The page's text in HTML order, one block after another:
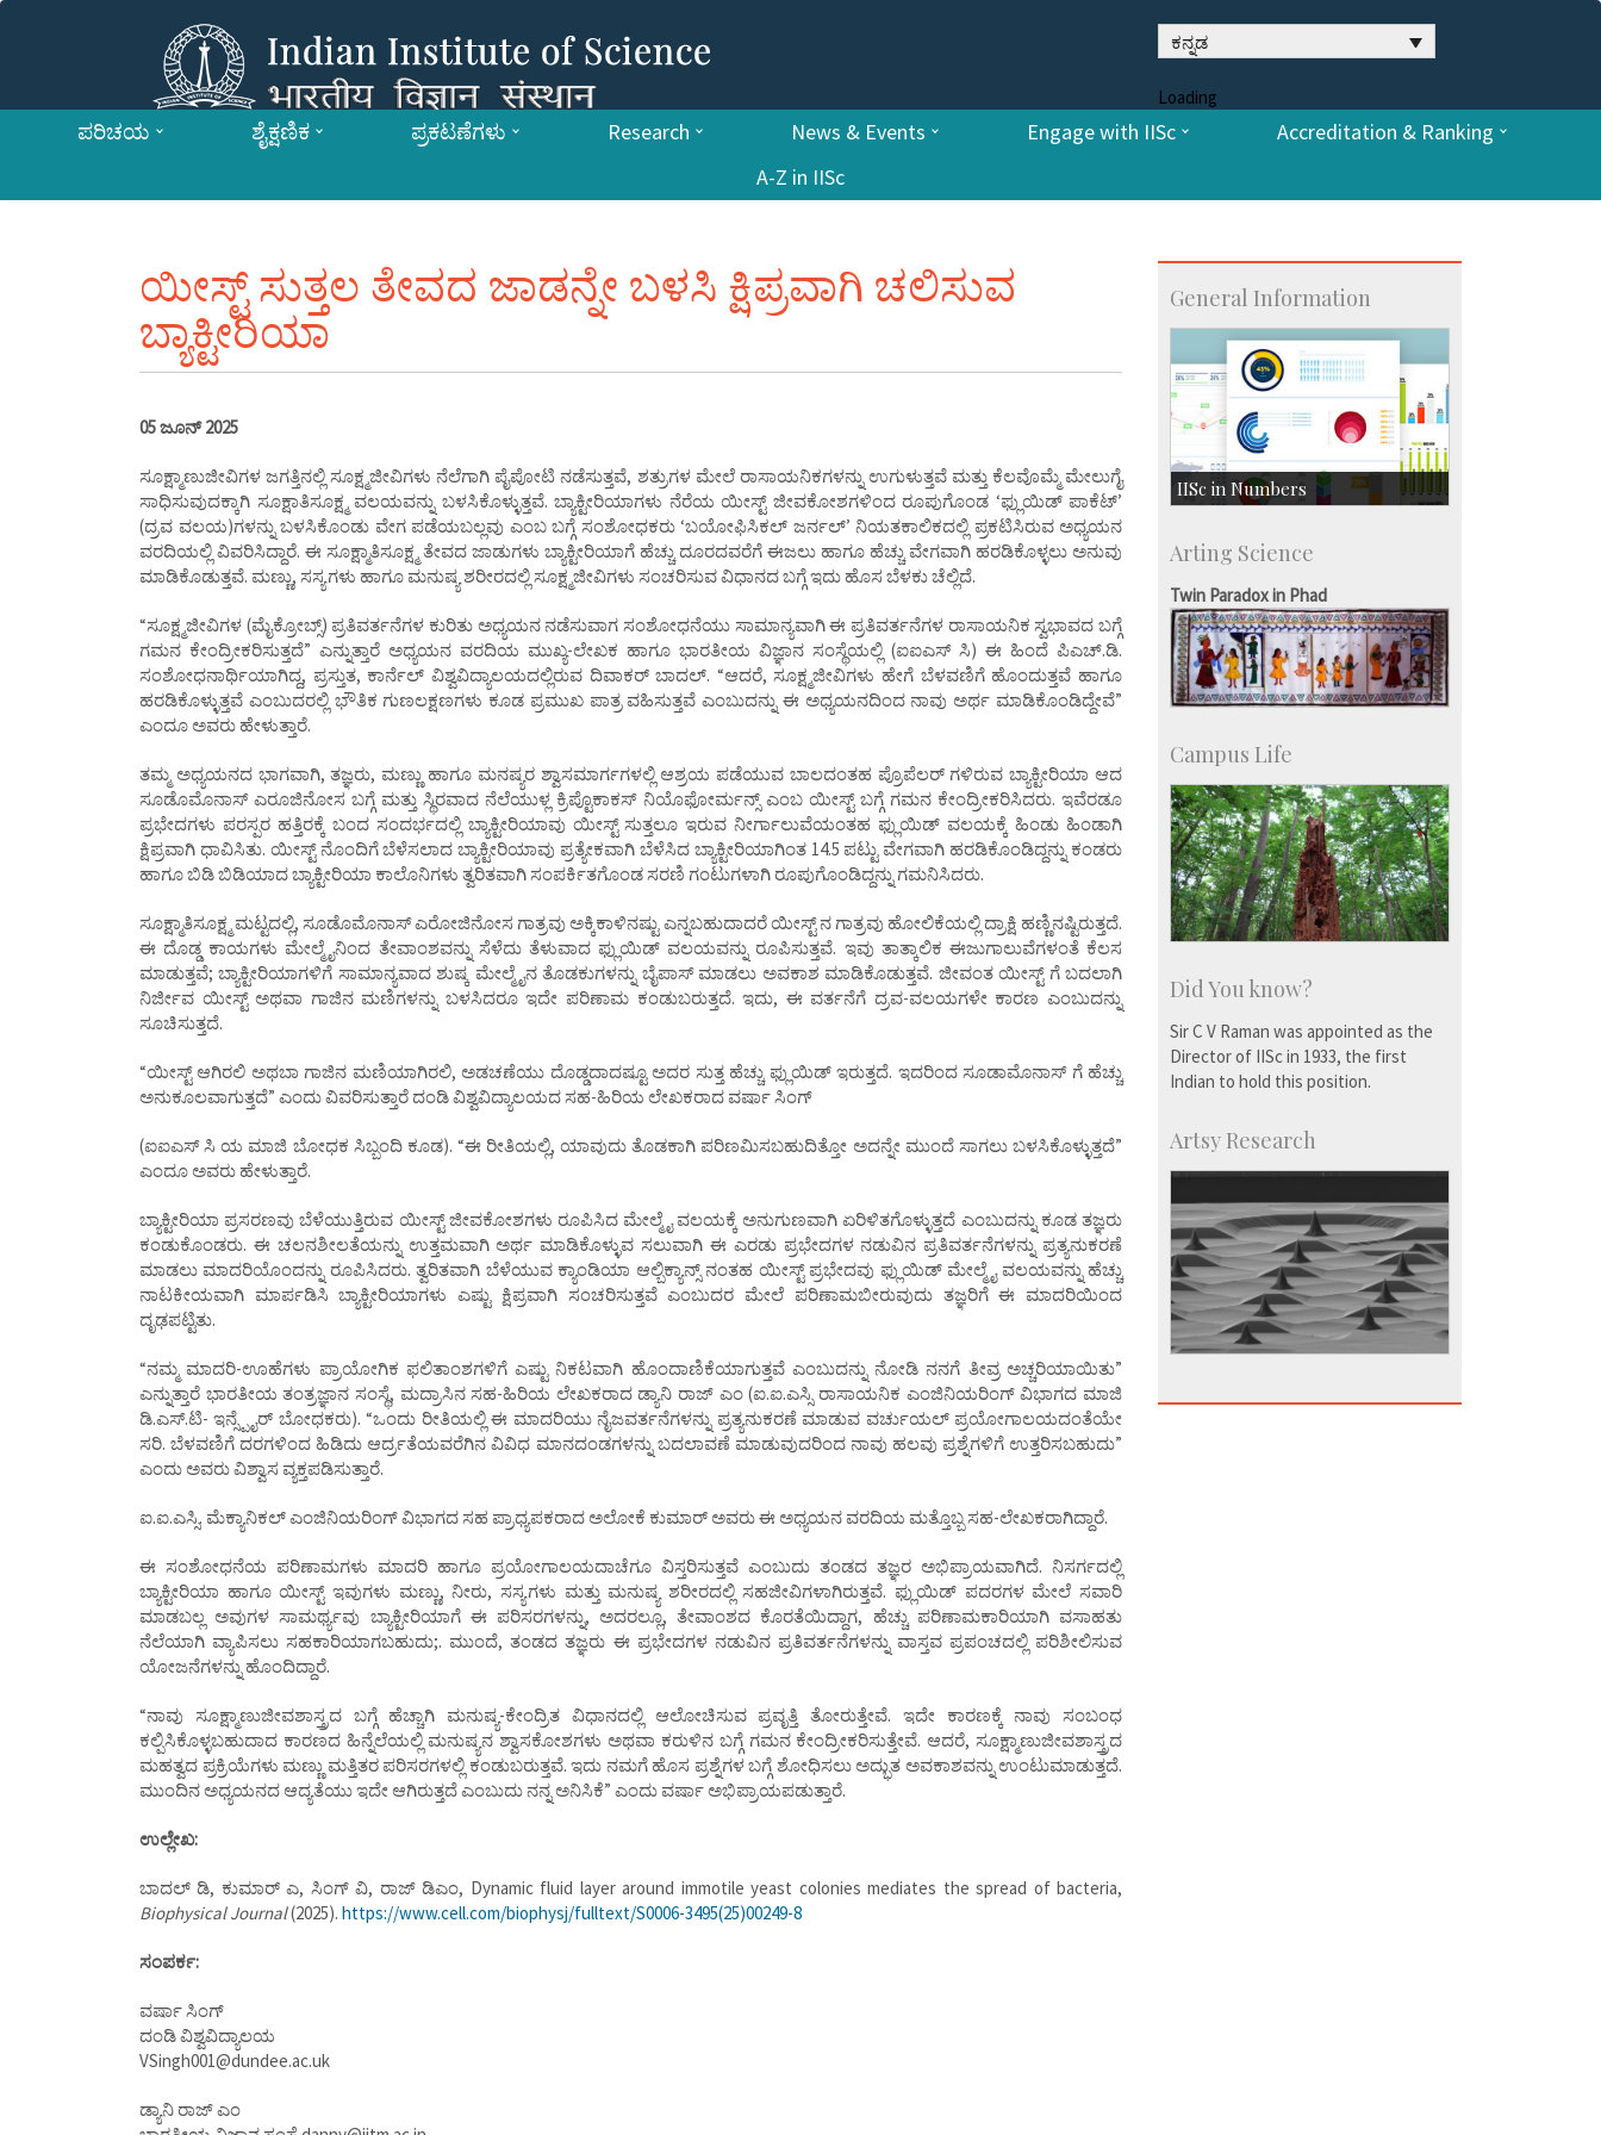
ಕನ್ನಡ
Loading
ಪರಿಚಯ ಶೈಕ್ಷಣಿಕ ಪ್ರಕಟಣೆಗಳು Research News & Events Engage with IISc
Accreditation & Ranking
A-Z in IISc
ಯೀಸ್ಟ್ ಸುತ್ತಲ ತೇವದ ಜಾಡನ್ನೇ ಬಳಸಿ ಕ್ಷಿಪ್ರವಾಗಿ ಚಲಿಸುವ
ಬ್ಯಾಕ್ಟೀರಿಯಾ
05 ಜೂನ್ 2025
ಸೂಕ್ಷ್ಮಾಣುಜೀವಿಗಳ ಜಗತ್ತಿನಲ್ಲಿ ಸೂಕ್ಷ್ಮಜೀವಿಗಳು ನೆಲೆಗಾಗಿ ಪೈಪೋಟಿ ನಡೆಸುತ್ತವೆ, ಶತ್ರುಗಳ ಮೇಲೆ ರಾಸಾಯನಿಕಗಳನ್ನು ಉಗುಳುತ್ತವೆ ಮತ್ತು ಕೆಲವೊಮ್ಮೆ ಮೇಲುಗೈ
ಸಾಧಿಸುವುದಕ್ಕಾಗಿ ಸೂಕ್ಷಾತಿಸೂಕ್ಷ್ಮ ವಲಯವನ್ನು ಬಳಸಿಕೊಳ್ಳುತ್ತವೆ. ಬ್ಯಾಕ್ಟೀರಿಯಾಗಳು ನೆರೆಯ ಯೀಸ್ಟ್ ಜೀವಕೋಶಗಳಿಂದ ರೂಪುಗೊಂಡ ‘ಫ್ಲುಯಿಡ್ ಪಾಕೆಟ್’
(ದ್ರವ ವಲಯ)ಗಳನ್ನು ಬಳಸಿಕೊಂಡು ವೇಗ ಪಡೆಯಬಲ್ಲವು ಎಂಬ ಬಗ್ಗೆ ಸಂಶೋಧಕರು ‘ಬಯೋಫಿಸಿಕಲ್ ಜರ್ನಲ್’ ನಿಯತಕಾಲಿಕದಲ್ಲಿ ಪ್ರಕಟಿಸಿರುವ ಅಧ್ಯಯನ
ವರದಿಯಲ್ಲಿ ವಿವರಿಸಿದ್ದಾರೆ. ಈ ಸೂಕ್ಷ್ಮಾತಿಸೂಕ್ಷ್ಮ ತೇವದ ಜಾಡುಗಳು ಬ್ಯಾಕ್ಟೀರಿಯಾಗೆ ಹೆಚ್ಚು ದೂರದವರೆಗೆ ಈಜಲು ಹಾಗೂ ಹೆಚ್ಚು ವೇಗವಾಗಿ ಹರಡಿಕೊಳ್ಳಲು ಅನುವು
ಮಾಡಿಕೊಡುತ್ತವೆ. ಮಣ್ಣು, ಸಸ್ಯಗಳು ಹಾಗೂ ಮನುಷ್ಯ ಶರೀರದಲ್ಲಿ ಸೂಕ್ಷ್ಮಜೀವಿಗಳು ಸಂಚರಿಸುವ ವಿಧಾನದ ಬಗ್ಗೆ ಇದು ಹೊಸ ಬೆಳಕು ಚೆಲ್ಲಿದೆ.
“ಸೂಕ್ಷ್ಮಜೀವಿಗಳ (ಮೈಕ್ರೋಬ್ಸ್) ಪ್ರತಿವರ್ತನೆಗಳ ಕುರಿತು ಅಧ್ಯಯನ ನಡೆಸುವಾಗ ಸಂಶೋಧನೆಯು ಸಾಮಾನ್ಯವಾಗಿ ಈ ಪ್ರತಿವರ್ತನೆಗಳ ರಾಸಾಯನಿಕ ಸ್ವಭಾವದ ಬಗ್ಗೆ
ಗಮನ ಕೇಂದ್ರೀಕರಿಸುತ್ತದೆ” ಎನ್ನುತ್ತಾರೆ ಅಧ್ಯಯನ ವರದಿಯ ಮುಖ್ಯ-ಲೇಖಕ ಹಾಗೂ ಭಾರತೀಯ ವಿಜ್ಞಾನ ಸಂಸ್ಥೆಯಲ್ಲಿ (ಐಐಎಸ್ ಸಿ) ಈ ಹಿಂದೆ ಪಿಎಚ್.ಡಿ.
ಸಂಶೋಧನಾರ್ಥಿಯಾಗಿದ್ದ, ಪ್ರಸ್ತುತ, ಕಾರ್ನೆಲ್ ವಿಶ್ವವಿದ್ಯಾಲಯದಲ್ಲಿರುವ ದಿವಾಕರ್ ಬಾದಲ್. “ಆದರೆ, ಸೂಕ್ಷ್ಮಜೀವಿಗಳು ಹೇಗೆ ಬೆಳವಣಿಗೆ ಹೊಂದುತ್ತವೆ ಹಾಗೂ
ಹರಡಿಕೊಳ್ಳುತ್ತವೆ ಎಂಬುದರಲ್ಲಿ ಭೌತಿಕ ಗುಣಲಕ್ಷಣಗಳು ಕೂಡ ಪ್ರಮುಖ ಪಾತ್ರ ವಹಿಸುತ್ತವೆ ಎಂಬುದನ್ನು ಈ ಅಧ್ಯಯನದಿಂದ ನಾವು ಅರ್ಥ ಮಾಡಿಕೊಂಡಿದ್ದೇವೆ”
ಎಂದೂ ಅವರು ಹೇಳುತ್ತಾರೆ.
ತಮ್ಮ ಅಧ್ಯಯನದ ಭಾಗವಾಗಿ, ತಜ್ಞರು, ಮಣ್ಣು ಹಾಗೂ ಮನಷ್ಯರ ಶ್ವಾಸಮಾರ್ಗಗಳಲ್ಲಿ ಆಶ್ರಯ ಪಡೆಯುವ ಬಾಲದಂತಹ ಪ್ರೊಪೆಲರ್ ಗಳಿರುವ ಬ್ಯಾಕ್ಟೀರಿಯಾ ಆದ
ಸೂಡೊಮೊನಾಸ್ ಎರೂಜಿನೋಸ ಬಗ್ಗೆ ಮತ್ತು ಸ್ಥಿರವಾದ ನೆಲೆಯುಳ್ಲ ಕ್ರಿಪ್ಟೊಕಾಕಸ್ ನಿಯೊಫೋರ್ಮನ್ಸ್ ಎಂಬ ಯೀಸ್ಟ್ ಬಗ್ಗೆ ಗಮನ ಕೇಂದ್ರೀಕರಿಸಿದರು. ಇವೆರಡೂ
ಪ್ರಭೇದಗಳು ಪರಸ್ಪರ ಹತ್ತಿರಕ್ಕೆ ಬಂದ ಸಂದರ್ಭದಲ್ಲಿ ಬ್ಯಾಕ್ಟೀರಿಯಾವು ಯೀಸ್ಟ್ ಸುತ್ತಲೂ ಇರುವ ನೀರ್ಗಾಲುವೆಯಂತಹ ಫ್ಲುಯಿಡ್ ವಲಯಕ್ಕೆ ಹಿಂಡು ಹಿಂಡಾಗಿ
ಕ್ಷಿಪ್ರವಾಗಿ ಧಾವಿಸಿತು. ಯೀಸ್ಟ್ ನೊಂದಿಗೆ ಬೆಳೆಸಲಾದ ಬ್ಯಾಕ್ಟೀರಿಯಾವು ಪ್ರತ್ಯೇಕವಾಗಿ ಬೆಳೆಸಿದ ಬ್ಯಾಕ್ಟೀರಿಯಾಗಿಂತ 14.5 ಪಟ್ಟು ವೇಗವಾಗಿ ಹರಡಿಕೊಂಡಿದ್ದನ್ನು ಕಂಡರು
ಹಾಗೂ ಬಿಡಿ ಬಿಡಿಯಾದ ಬ್ಯಾಕ್ಟೀರಿಯಾ ಕಾಲೊನಿಗಳು ತ್ವರಿತವಾಗಿ ಸಂಪರ್ಕಿತಗೊಂಡ ಸರಣಿ ಗಂಟುಗಳಾಗಿ ರೂಪುಗೊಂಡಿದ್ದನ್ನು ಗಮನಿಸಿದರು.
ಸೂಕ್ಷ್ಮಾತಿಸೂಕ್ಷ್ಮ ಮಟ್ಟದಲ್ಲಿ, ಸೂಡೊಮೊನಾಸ್ ಎರೋಜಿನೋಸ ಗಾತ್ರವು ಅಕ್ಕಿಕಾಳಿನಷ್ಟು ಎನ್ನಬಹುದಾದರೆ ಯೀಸ್ಟ್ ನ ಗಾತ್ರವು ಹೋಲಿಕೆಯಲ್ಲಿ ದ್ರಾಕ್ಷಿ ಹಣ್ಣಿನಷ್ಟಿರುತ್ತದೆ.
ಈ ದೊಡ್ಡ ಕಾಯಗಳು ಮೇಲ್ಮೈನಿಂದ ತೇವಾಂಶವನ್ನು ಸೆಳೆದು ತೆಳುವಾದ ಫ್ಲುಯಿಡ್ ವಲಯವನ್ನು ರೂಪಿಸುತ್ತವೆ. ಇವು ತಾತ್ಕಾಲಿಕ ಈಜುಗಾಲುವೆಗಳಂತೆ ಕೆಲಸ
ಮಾಡುತ್ತವೆ; ಬ್ಯಾಕ್ಟೀರಿಯಾಗಳಿಗೆ ಸಾಮಾನ್ಯವಾದ ಶುಷ್ಕ ಮೇಲ್ಮೈನ ತೊಡಕುಗಳನ್ನು ಬೈಪಾಸ್ ಮಾಡಲು ಅವಕಾಶ ಮಾಡಿಕೊಡುತ್ತವೆ. ಜೀವಂತ ಯೀಸ್ಟ್ ಗೆ ಬದಲಾಗಿ
ನಿರ್ಜೀವ ಯೀಸ್ಟ್ ಅಥವಾ ಗಾಜಿನ ಮಣಿಗಳನ್ನು ಬಳಸಿದರೂ ಇದೇ ಪರಿಣಾಮ ಕಂಡುಬರುತ್ತದೆ. ಇದು, ಈ ವರ್ತನೆಗೆ ದ್ರವ-ವಲಯಗಳೇ ಕಾರಣ ಎಂಬುದನ್ನು
ಸೂಚಿಸುತ್ತದೆ.
“ಯೀಸ್ಟ್ ಆಗಿರಲಿ ಅಥಬಾ ಗಾಜಿನ ಮಣಿಯಾಗಿರಲಿ, ಅಡಚಣೆಯು ದೊಡ್ಡದಾದಷ್ಟೂ ಅದರ ಸುತ್ತ ಹೆಚ್ಚು ಫ್ಲುಯಿಡ್ ಇರುತ್ತದೆ. ಇದರಿಂದ ಸೂಡಾಮೊನಾಸ್ ಗೆ ಹೆಚ್ಚು
ಅನುಕೂಲವಾಗುತ್ತದೆ” ಎಂದು ವಿವರಿಸುತ್ತಾರೆ ದಂಡಿ ವಿಶ್ವವಿದ್ಯಾಲಯದ ಸಹ-ಹಿರಿಯ ಲೇಖಕರಾದ ವರ್ಷಾ ಸಿಂಗ್
(ಐಐಎಸ್ ಸಿ ಯ ಮಾಜಿ ಬೋಧಕ ಸಿಬ್ಬಂದಿ ಕೂಡ). “ಈ ರೀತಿಯಲ್ಲಿ, ಯಾವುದು ತೊಡಕಾಗಿ ಪರಿಣಮಿಸಬಹುದಿತ್ತೋ ಅದನ್ನೇ ಮುಂದೆ ಸಾಗಲು ಬಳಸಿಕೊಳ್ಳುತ್ತದೆ”
ಎಂದೂ ಅವರು ಹೇಳುತ್ತಾರೆ.
ಬ್ಯಾಕ್ಟೀರಿಯಾ ಪ್ರಸರಣವು ಬೆಳೆಯುತ್ತಿರುವ ಯೀಸ್ಟ್ ಜೀವಕೋಶಗಳು ರೂಪಿಸಿದ ಮೇಲ್ಮೈ ವಲಯಕ್ಕೆ ಅನುಗುಣವಾಗಿ ಏರಿಳಿತಗೊಳ್ಳುತ್ತದೆ ಎಂಬುದನ್ನು ಕೂಡ ತಜ್ಞರು
ಕಂಡುಕೊಂಡರು. ಈ ಚಲನಶೀಲತೆಯನ್ನು ಉತ್ತಮವಾಗಿ ಅರ್ಥ ಮಾಡಿಕೊಳ್ಳುವ ಸಲುವಾಗಿ ಈ ಎರಡು ಪ್ರಭೇದಗಳ ನಡುವಿನ ಪ್ರತಿವರ್ತನೆಗಳನ್ನು ಪ್ರತ್ಯನುಕರಣೆ
ಮಾಡಲು ಮಾದರಿಯೊಂದನ್ನು ರೂಪಿಸಿದರು. ತ್ವರಿತವಾಗಿ ಬೆಳೆಯುವ ಕ್ಯಾಂಡಿಯಾ ಆಲ್ಬಿಕ್ಯಾನ್ಸ್ ನಂತಹ ಯೀಸ್ಟ್ ಪ್ರಭೇದವು ಫ್ಲುಯಿಡ್ ಮೇಲ್ಮೈ ವಲಯವನ್ನು ಹೆಚ್ಚು
ನಾಟಕೀಯವಾಗಿ ಮಾರ್ಪಡಿಸಿ ಬ್ಯಾಕ್ಟೀರಿಯಾಗಳು ಎಷ್ಟು ಕ್ಷಿಪ್ರವಾಗಿ ಸಂಚರಿಸುತ್ತವೆ ಎಂಬುದರ ಮೇಲೆ ಪರಿಣಾಮಬೀರುವುದು ತಜ್ಞರಿಗೆ ಈ ಮಾದರಿಯಿಂದ
ದೃಢಪಟ್ಟಿತು.
“ನಮ್ಮ ಮಾದರಿ-ಊಹೆಗಳು ಪ್ರಾಯೋಗಿಕ ಫಲಿತಾಂಶಗಳಿಗೆ ಎಷ್ಟು ನಿಕಟವಾಗಿ ಹೊಂದಾಣಿಕೆಯಾಗುತ್ತವೆ ಎಂಬುದನ್ನು ನೋಡಿ ನನಗೆ ತೀವ್ರ ಅಚ್ಚರಿಯಾಯಿತು”
ಎನ್ನುತ್ತಾರೆ ಭಾರತೀಯ ತಂತ್ರಜ್ಞಾನ ಸಂಸ್ಥೆ, ಮದ್ರಾಸಿನ ಸಹ-ಹಿರಿಯ ಲೇಖಕರಾದ ಡ್ಯಾನಿ ರಾಜ್ ಎಂ (ಐ.ಐ.ಎಸ್ಸಿ ರಾಸಾಯನಿಕ ಎಂಜಿನಿಯರಿಂಗ್ ವಿಭಾಗದ ಮಾಜಿ
ಡಿ.ಎಸ್.ಟಿ- ಇನ್ಸ್ಪೈರ್ ಬೋಧಕರು). “ಒಂದು ರೀತಿಯಲ್ಲಿ ಈ ಮಾದರಿಯು ನೈಜವರ್ತನೆಗಳನ್ನು ಪ್ರತ್ಯನುಕರಣೆ ಮಾಡುವ ವರ್ಚುಯಲ್ ಪ್ರಯೋಗಾಲಯದಂತೆಯೇ
ಸರಿ. ಬೆಳವಣಿಗೆ ದರಗಳಿಂದ ಹಿಡಿದು ಆರ್ದ್ರತೆಯವರೆಗಿನ ವಿವಿಧ ಮಾನದಂಡಗಳನ್ನು ಬದಲಾವಣೆ ಮಾಡುವುದರಿಂದ ನಾವು ಹಲವು ಪ್ರಶ್ನೆಗಳಿಗೆ ಉತ್ತರಿಸಬಹುದು”
ಎಂದು ಅವರು ವಿಶ್ವಾಸ ವ್ಯಕ್ತಪಡಿಸುತ್ತಾರೆ.
ಐ.ಐ.ಎಸ್ಸಿ. ಮೆಕ್ಯಾನಿಕಲ್ ಎಂಜಿನಿಯರಿಂಗ್ ವಿಭಾಗದ ಸಹ ಪ್ರಾಧ್ಯಪಕರಾದ ಅಲೋಕೆ ಕುಮಾರ್ ಅವರು ಈ ಅಧ್ಯಯನ ವರದಿಯ ಮತ್ತೊಬ್ಬ ಸಹ-ಲೇಖಕರಾಗಿದ್ದಾರೆ.
ಈ ಸಂಶೋಧನೆಯ ಪರಿಣಾಮಗಳು ಮಾದರಿ ಹಾಗೂ ಪ್ರಯೋಗಾಲಯದಾಚೆಗೂ ವಿಸ್ತರಿಸುತ್ತವೆ ಎಂಬುದು ತಂಡದ ತಜ್ಞರ ಅಭಿಪ್ರಾಯವಾಗಿದೆ. ನಿಸರ್ಗದಲ್ಲಿ
ಬ್ಯಾಕ್ಟೀರಿಯಾ ಹಾಗೂ ಯೀಸ್ಟ್ ಇವುಗಳು ಮಣ್ಣು, ನೀರು, ಸಸ್ಯಗಳು ಮತ್ತು ಮನುಷ್ಯ ಶರೀರದಲ್ಲಿ ಸಹಜೀವಿಗಳಾಗಿರುತ್ತವೆ. ಫ್ಲುಯಿಡ್ ಪದರಗಳ ಮೇಲೆ ಸವಾರಿ
ಮಾಡಬಲ್ಲ ಅವುಗಳ ಸಾಮರ್ಥ್ಯವು ಬ್ಯಾಕ್ಟೀರಿಯಾಗೆ ಈ ಪರಿಸರಗಳನ್ನು, ಅದರಲ್ಲೂ, ತೇವಾಂಶದ ಕೊರತೆಯಿದ್ದಾಗ, ಹೆಚ್ಚು ಪರಿಣಾಮಕಾರಿಯಾಗಿ ವಸಾಹತು
ನೆಲೆಯಾಗಿ ವ್ಯಾಪಿಸಲು ಸಹಕಾರಿಯಾಗಬಹುದು;. ಮುಂದೆ, ತಂಡದ ತಜ್ಞರು ಈ ಪ್ರಭೇದಗಳ ನಡುವಿನ ಪ್ರತಿವರ್ತನೆಗಳನ್ನು ವಾಸ್ತವ ಪ್ರಪಂಚದಲ್ಲಿ ಪರಿಶೀಲಿಸುವ
ಯೋಜನೆಗಳನ್ನು ಹೊಂದಿದ್ದಾರೆ.
“ನಾವು ಸೂಕ್ಷ್ಮಾಣುಜೀವಶಾಸ್ತ್ರದ ಬಗ್ಗೆ ಹೆಚ್ಚಾಗಿ ಮನುಷ್ಯ-ಕೇಂದ್ರಿತ ವಿಧಾನದಲ್ಲಿ ಆಲೋಚಿಸುವ ಪ್ರವೃತ್ತಿ ತೋರುತ್ತೇವೆ. ಇದೇ ಕಾರಣಕ್ಕೆ ನಾವು ಸಂಬಂಧ
ಕಲ್ಪಿಸಿಕೊಳ್ಳಬಹುದಾದ ಕಾರಣದ ಹಿನ್ನೆಲೆಯಲ್ಲಿ ಮನುಷ್ಯನ ಶ್ವಾಸಕೋಶಗಳು ಅಥವಾ ಕರುಳಿನ ಬಗ್ಗೆ ಗಮನ ಕೇಂದ್ರೀಕರಿಸುತ್ತೇವೆ. ಆದರೆ, ಸೂಕ್ಷ್ಮಾಣುಜೀವಶಾಸ್ತ್ರದ
ಮಹತ್ವದ ಪ್ರಕ್ರಿಯೆಗಳು ಮಣ್ಣು ಮತ್ತಿತರ ಪರಿಸರಗಳಲ್ಲಿ ಕಂಡುಬರುತ್ತವೆ. ಇದು ನಮಗೆ ಹೊಸ ಪ್ರಶ್ನೆಗಳ ಬಗ್ಗೆ ಶೋಧಿಸಲು ಅದ್ಭುತ ಅವಕಾಶವನ್ನು ಉಂಟುಮಾಡುತ್ತದೆ.
ಮುಂದಿನ ಅಧ್ಯಯನದ ಆದ್ಯತೆಯು ಇದೇ ಆಗಿರುತ್ತದೆ ಎಂಬುದು ನನ್ನ ಅನಿಸಿಕೆ” ಎಂದು ವರ್ಷಾ ಅಭಿಪ್ರಾಯಪಡುತ್ತಾರೆ.
ಉಲ್ಲೇಖ:
ಬಾದಲ್ ಡಿ, ಕುಮಾರ್ ಎ, ಸಿಂಗ್ ವಿ, ರಾಜ್ ಡಿಎಂ, Dynamic fluid layer around immotile yeast colonies mediates the spread of bacteria,
Biophysical Journal(2025). https://www.cell.com/biophysj/fulltext/S0006-3495(25)00249-8
ಸಂಪರ್ಕ:
ವರ್ಷಾ ಸಿಂಗ್
ದಂಡಿ ವಿಶ್ವವಿದ್ಯಾಲಯ
VSingh001@dundee.ac.uk
ಡ್ಯಾನಿ ರಾಜ್ ಎಂ
General Information
IISc in Numbers
Students: 3754
Accolades
more…
Arting Science
Twin Paradox in Phad
Campus Life
Did You know?
Sir C V Raman was appointed as the
Director of IISc in 1933, the first
Indian to hold this position.
Artsy Research